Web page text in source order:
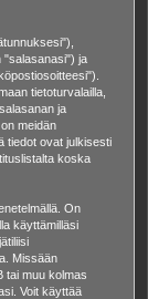
"salasanasi") ja
tietoturvalailla,
ja
meidän
tiedot ovat julkisesti
koska
On
käyttämilläsi
Missään
tai muu kolmas
Voit käyttää